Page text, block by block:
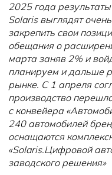
2025 года
Solaris выглядят
закрепить свои
обещания о
марта заняв 2% и
планируем и дальше
рынке. С 1 апреля
производство
с конвейера
240 автомобилей
оснащаются
«Solaris.Цифровой
заводского решения»